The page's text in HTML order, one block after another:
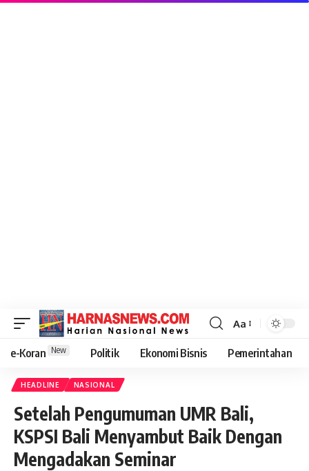
Aa
e-Koran New Politik Ekonomi Bisnis Pemerintahan
HEADLINE NASIONAL
Setelah Pengumuman UMR Bali,
KSPSI Bali Menyambut Baik Dengan
Mengadakan Seminar